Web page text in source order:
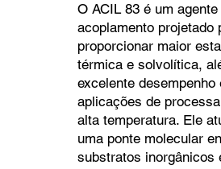
O ACIL 83 é um agente
acoplamento projetado
proporcionar maior
térmica e solvolítica,
excelente desempenho
aplicações de
alta temperatura. Ele
uma ponte molecular
substratos inorgânicos